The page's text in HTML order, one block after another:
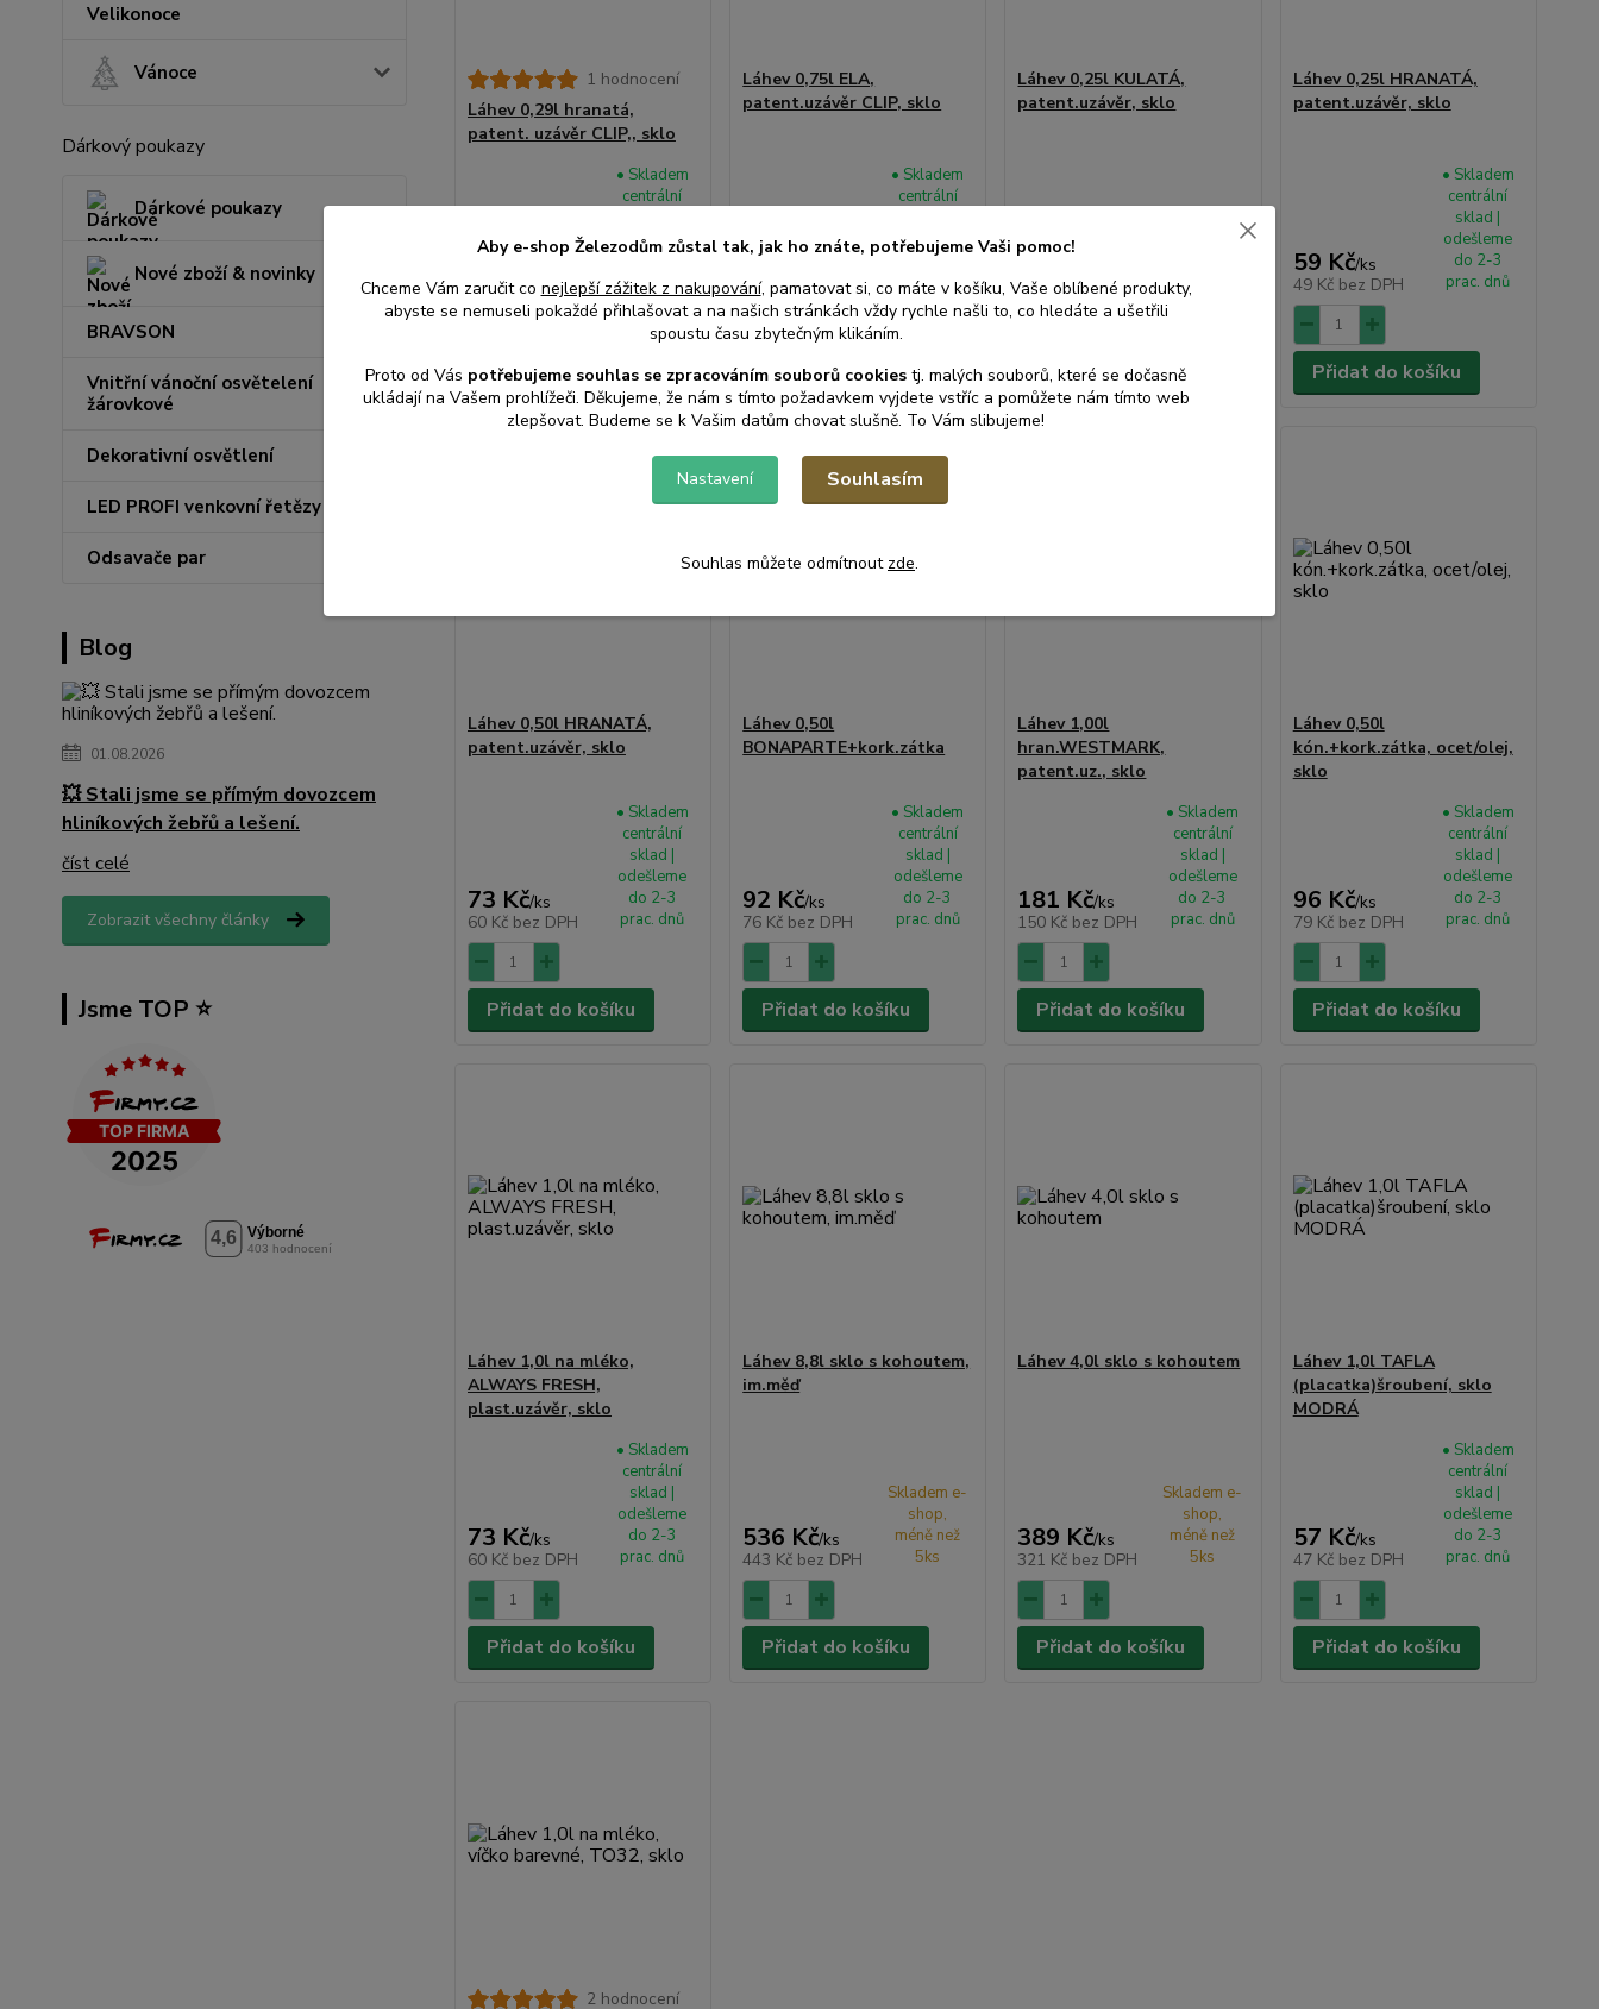
Velikonoce
Vánoce
Dárkový poukazy
Dárkové poukazy
Nové zboží & novinky
BRAVSON
Vnitřní vánoční osvětelení
žárovkové
Dekorativní osvětlení
LED PROFI venkovní řetězy
Odsavače par
Blog
01.08.2026
💥 Stali jsme se přímým dovozcem
hliníkových žebřů a lešení.
číst celé
Zobrazit všechny články
Jsme TOP ⭐️
1 hodnocení
Láhev 0,29l hranatá,
patent. uzávěr CLIP,, sklo
81 Kč
67 Kčbez DPH
• Skladem
centrální
odešleme
do 2-3
prac. dnů
Přidat do košíku
Láhev 0,75l ELA,
patent.uzávěr CLIP, sklo
104 Kč
86 Kčbez DPH
• Skladem
centrální
odešleme
do 2-3
prac. dnů
Přidat do košíku
Láhev 0,25l KULATÁ,
patent.uzávěr, sklo
68 Kč
56 Kčbez DPH
Skladem e-
Přidat do košíku
Láhev 0,25l HRANATÁ,
patent.uzávěr, sklo
59 Kč/ks
49 Kč bez DPH
• Skladem
centrální
sklad |
odešleme
do 2-3
prac. dnů
Přidat do košíku
Láhev 0,50l HRANATÁ,
patent.uzávěr, sklo
73 Kč/ks
60 Kč bez DPH
• Skladem
centrální
sklad |
odešleme
do 2-3
prac. dnů
Přidat do košíku
Láhev 0,50l
BONAPARTE+kork.zátka
92 Kč/ks
76 Kč bez DPH
• Skladem
centrální
sklad |
odešleme
do 2-3
prac. dnů
Přidat do košíku
Láhev 1,00l
hran.WESTMARK,
patent.uz., sklo
181 Kč/ks
150 Kč bez DPH
• Skladem
centrální
sklad |
odešleme
do 2-3
prac. dnů
Přidat do košíku
Láhev 0,50l
kón.+kork.zátka, ocet/olej,
sklo
96 Kč/ks
79 Kč bez DPH
• Skladem
centrální
sklad |
odešleme
do 2-3
prac. dnů
Přidat do košíku
Láhev 1,0l na mléko,
ALWAYS FRESH,
plast.uzávěr, sklo
73 Kč/ks
60 Kč bez DPH
• Skladem
centrální
sklad |
odešleme
do 2-3
prac. dnů
Přidat do košíku
Láhev 8,8l sklo s kohoutem,
im.měď
536 Kč/ks
443 Kč bez DPH
Skladem e-
shop,
méně než
5ks
Přidat do košíku
Láhev 4,0l sklo s kohoutem
389 Kč/ks
321 Kč bez DPH
Skladem e-
shop,
méně než
5ks
Přidat do košíku
Láhev 1,0l TAFLA
(placatka)šroubení, sklo
MODRÁ
57 Kč/ks
47 Kč bez DPH
• Skladem
centrální
sklad |
odešleme
do 2-3
prac. dnů
Přidat do košíku
2 hodnocení
Aby e-shop Železodům zůstal tak, jak ho znáte, potřebujeme Vaši pomoc!
Chceme Vám zaručit co nejlepší zážitek z nakupování, pamatovat si, co máte v košíku, Vaše oblíbené produkty,
abyste se nemuseli pokaždé přihlašovat a na našich stránkách vždy rychle našli to, co hledáte a ušetřili
spoustu času zbytečným klikáním.
Proto od Vás potřebujeme souhlas se zpracováním souborů cookies tj. malých souborů, které se dočasně
ukládají na Vašem prohlížeči. Děkujeme, že nám s tímto požadavkem vyjdete vstříc a pomůžete nám tímto web
zlepšovat. Budeme se k Vašim datům chovat slušně. To Vám slibujeme!
Nastavení Souhlasím
Souhlas můžete odmítnout zde.